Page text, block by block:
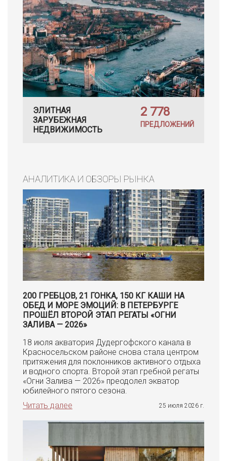
ЭЛИТНАЯ
ЗАРУБЕЖНАЯ
НЕДВИЖИМОСТЬ
2 778
ПРЕДЛОЖЕНИЙ
АНАЛИТИКА И ОБЗОРЫ РЫНКА
200 ГРЕБЦОВ, 21 ГОНКА, 150 КГ КАШИ НА
ОБЕД И МОРЕ ЭМОЦИЙ: В ПЕТЕРБУРГЕ
ПРОШЁЛ ВТОРОЙ ЭТАП РЕГАТЫ «ОГНИ
ЗАЛИВА — 2026»
18 июля акватория Дудергофского канала в
Красносельском районе снова стала центром
притяжения для поклонников активного отдыха
и водного спорта. Второй этап гребной регаты
«Огни Залива — 2026» преодолел экватор
юбилейного пятого сезона.
Читать далее
25 июля 2026 г.